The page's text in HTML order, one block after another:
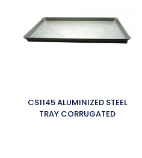
CS1145 ALUMINIZED STEEL
TRAY CORRUGATED